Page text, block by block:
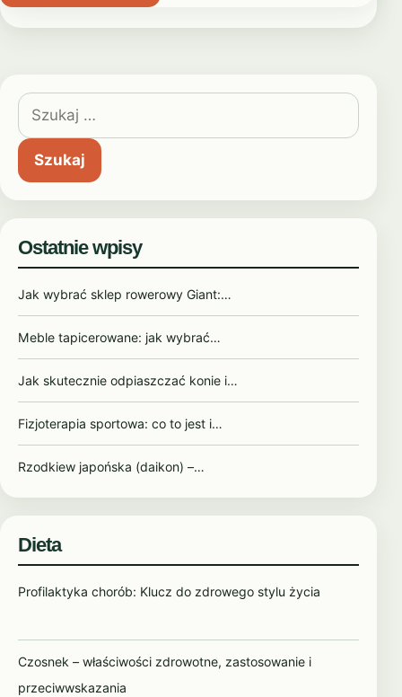
Szukaj:
Ostatnie wpisy
Jak wybrać sklep rowerowy Giant:…
Meble tapicerowane: jak wybrać…
Jak skutecznie odpiaszczać konie i…
Fizjoterapia sportowa: co to jest i…
Rzodkiew japońska (daikon) –…
Dieta
Profilaktyka chorób: Klucz do zdrowego stylu życia
Czosnek – właściwości zdrowotne, zastosowanie i
przeciwwskazania